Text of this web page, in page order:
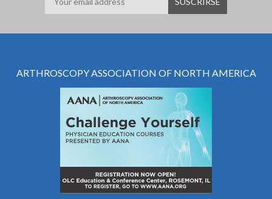
ARTHROSCOPY ASSOCIATION OF NORTH AMERICA